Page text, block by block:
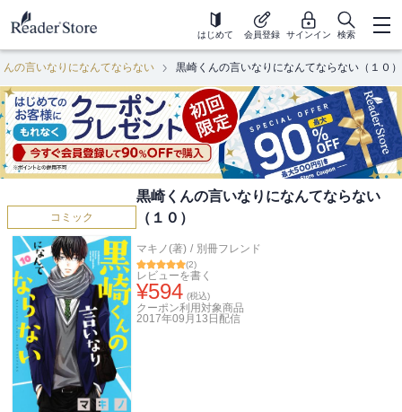
はじめて 会員登録 サインイン 検索
んの言いなりになんてならない 黒崎くんの言いなりになんてならない（１０）
コミック
黒崎くんの言いなりになんてならない
（１０）
マキノ(著) / 別冊フレンド
(2)
レビューを書く
¥594 (税込)
クーポン利用対象商品
2017年09月13日 配信